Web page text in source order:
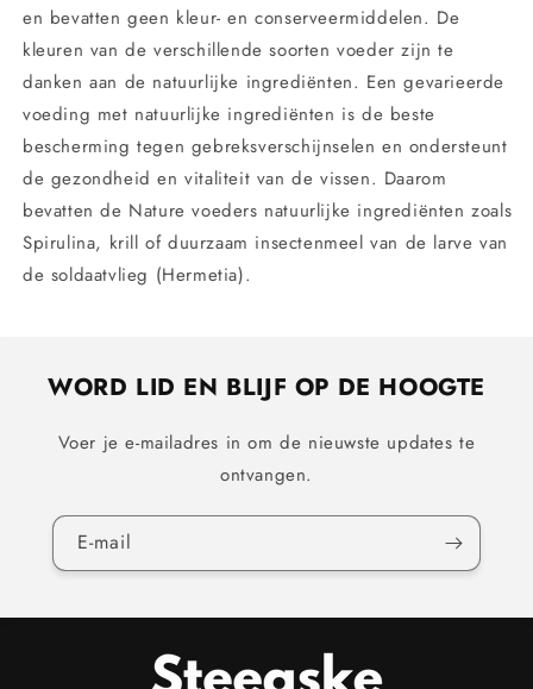
en bevatten geen kleur- en conserveermiddelen. De
kleuren van de verschillende soorten voeder zijn te
danken aan de natuurlijke ingrediënten. Een gevarieerde
voeding met natuurlijke ingrediënten is de beste
bescherming tegen gebreksverschijnselen en ondersteunt
de gezondheid en vitaliteit van de vissen. Daarom
bevatten de Nature voeders natuurlijke ingrediënten zoals
Spirulina, krill of duurzaam insectenmeel van de larve van
de soldaatvlieg (Hermetia).
WORD LID EN BLIJF OP DE HOOGTE
Voer je e-mailadres in om de nieuwste updates te
ontvangen.
E‑mail